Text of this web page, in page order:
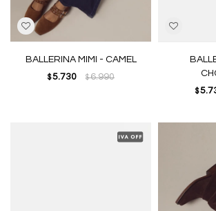
BALLERINA MIMI - CAMEL
$ 5.730 $6.990
$